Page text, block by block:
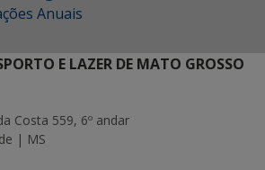
Anuais
E LAZER DE MATO GROSSO
Costa 559, 6º andar
| MS